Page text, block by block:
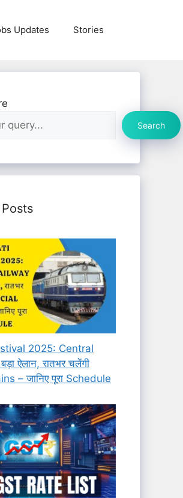
Updates Stories
Search
2025: Central
ऐलान, रातभर चलेंगी
– जानिए पूरा Schedule